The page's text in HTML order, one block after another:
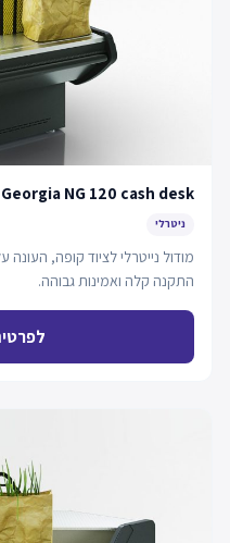
Georgia NG 120 cash desk
ניטרלי
מודול נייטרלי לציוד קופה,
התקנה קלה ואמינות גבוהה.